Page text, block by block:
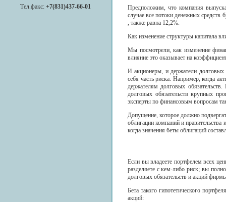
Тел.факс: +7(831)437-66-01
Предположим, что компания
случае все потоки денежных средств
, также равна 12,2%.
Как изменение структуры капитала
Мы посмотрели, как изменение
влияние это оказывает на
И акционеры, и держатели
себя часть риска. Например, когда
держателям долговых
долговых обязательств крупных
эксперты по финансовым вопросам
Допущение, которое должно
облигации компаний и
когда значения беты облигаций
Если вы владеете портфелем всех
разделяете с кем-либо риск; вы
долговых обязательств и акций
Бета такого гипотетического
акций: